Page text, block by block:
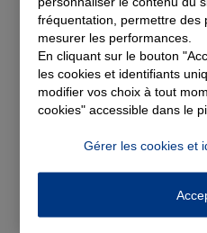
Anne
3 900 garages
France sans avance
fréquentation, permettre des
mesurer les performances.
En cliquant sur le bouton
les cookies et identifiants
modifier vos choix à tout
cookies" accessible dans le
Gérer les cookies et